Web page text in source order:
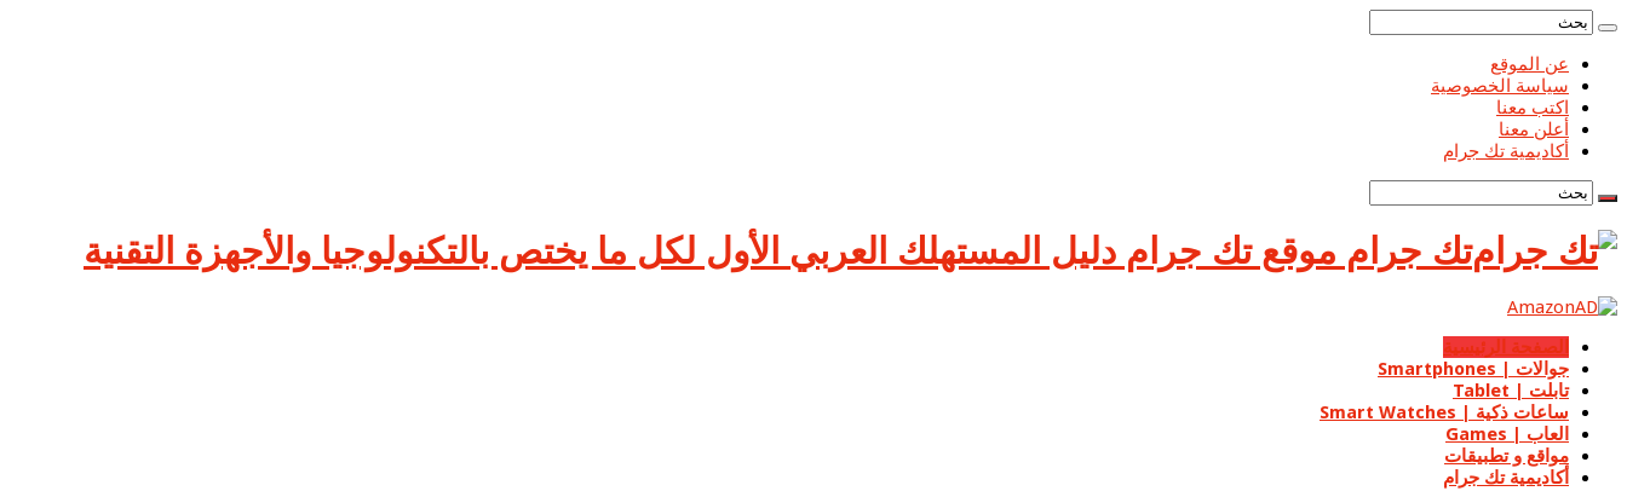
عن الموقع
سياسة الخصوصية
اكتب معنا
أعلن معنا
أكاديمية تك جرام
تك جرام موقع تك جرام دليل المستهلك العربي الأول لكل ما يختص بالتكنولوجيا والأجهزة التقنية
الصفحة الرئيسية
جوالات | Smartphones
تابلت | Tablet
ساعات ذكية | Smart Watches
العاب | Games
مواقع و تطبيقات
أكاديمية تك جرام